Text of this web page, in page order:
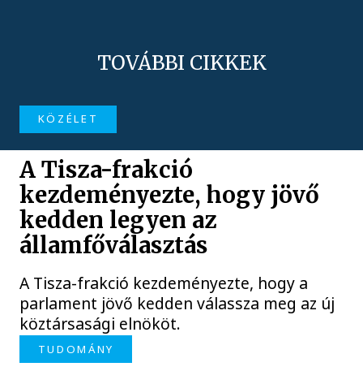
TOVÁBBI CIKKEK
KÖZÉLET
A Tisza-frakció
kezdeményezte, hogy jövő
kedden legyen az
államfőválasztás
A Tisza-frakció kezdeményezte, hogy a
parlament jövő kedden válassza meg az új
köztársasági elnököt.
TUDOMÁNY